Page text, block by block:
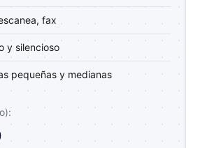
fax
y silencioso
pequeñas y medianas